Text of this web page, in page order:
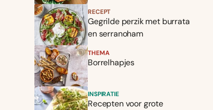
RECEPT
Gegrilde perzik met burrata
en serranoham
THEMA
Borrelhapjes
INSPIRATIE
Recepten voor grote